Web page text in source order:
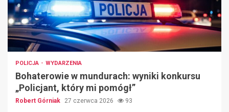
POLICJA WYDARZENIA
Bohaterowie w mundurach: wyniki konkursu
„Policjant, który mi pomógł”
Robert Górniak 27 czerwca 2026 93